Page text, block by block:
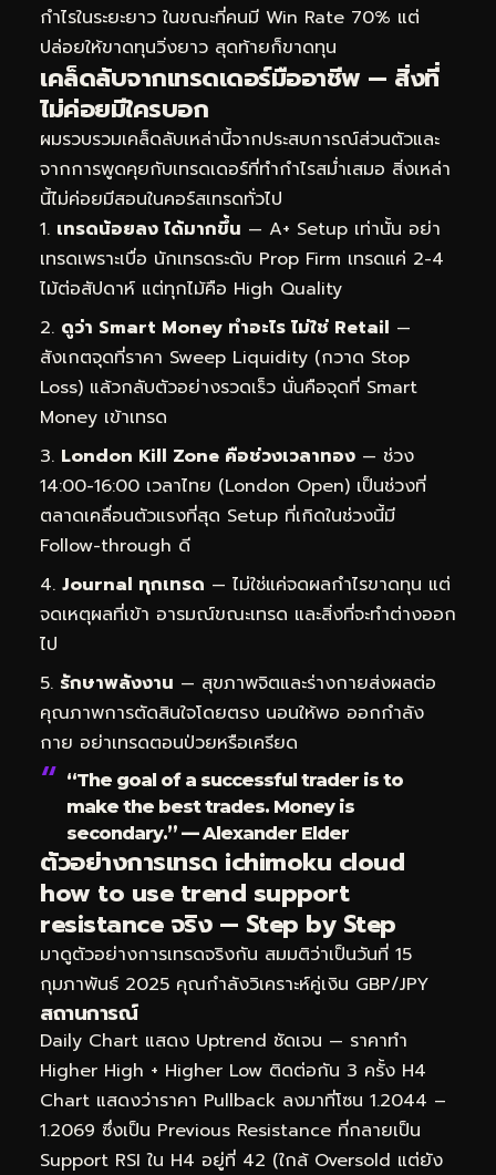
กำไรในระยะยาว ในขณะที่คนมี Win Rate 70% แต่
ปล่อยให้ขาดทุนวิ่งยาว สุดท้ายก็ขาดทุน
เคล็ดลับจากเทรดเดอร์มืออาชีพ — สิ่งที่
ไม่ค่อยมีใครบอก
ผมรวบรวมเคล็ดลับเหล่านี้จากประสบการณ์ส่วนตัวและ
จากการพูดคุยกับเทรดเดอร์ที่ทำกำไรสม่ำเสมอ สิ่งเหล่า
นี้ไม่ค่อยมีสอนในคอร์สเทรดทั่วไป
เทรดน้อยลง ได้มากขึ้น — A+ Setup เท่านั้น อย่า
เทรดเพราะเบื่อ นักเทรดระดับ Prop Firm เทรดแค่ 2-4
ไม้ต่อสัปดาห์ แต่ทุกไม้คือ High Quality
ดูว่า Smart Money ทำอะไร ไม่ใช่ Retail —
สังเกตจุดที่ราคา Sweep Liquidity (กวาด Stop
Loss) แล้วกลับตัวอย่างรวดเร็ว นั่นคือจุดที่ Smart
Money เข้าเทรด
London Kill Zone คือช่วงเวลาทอง — ช่วง
14:00-16:00 เวลาไทย (London Open) เป็นช่วงที่
ตลาดเคลื่อนตัวแรงที่สุด Setup ที่เกิดในช่วงนี้มี
Follow-through ดี
Journal ทุกเทรด — ไม่ใช่แค่จดผลกำไรขาดทุน แต่
จดเหตุผลที่เข้า อารมณ์ขณะเทรด และสิ่งที่จะทำต่างออก
ไป
รักษาพลังงาน — สุขภาพจิตและร่างกายส่งผลต่อ
คุณภาพการตัดสินใจโดยตรง นอนให้พอ ออกกำลัง
กาย อย่าเทรดตอนป่วยหรือเครียด
“The goal of a successful trader is to
make the best trades. Money is
secondary.” — Alexander Elder
ตัวอย่างการเทรด ichimoku cloud
how to use trend support
resistance จริง — Step by Step
มาดูตัวอย่างการเทรดจริงกัน สมมติว่าเป็นวันที่ 15
กุมภาพันธ์ 2025 คุณกำลังวิเคราะห์คู่เงิน GBP/JPY
สถานการณ์
Daily Chart แสดง Uptrend ชัดเจน — ราคาทำ
Higher High + Higher Low ติดต่อกัน 3 ครั้ง H4
Chart แสดงว่าราคา Pullback ลงมาที่โซน 1.2044 –
1.2069 ซึ่งเป็น Previous Resistance ที่กลายเป็น
Support RSI ใน H4 อยู่ที่ 42 (ใกล้ Oversold แต่ยัง